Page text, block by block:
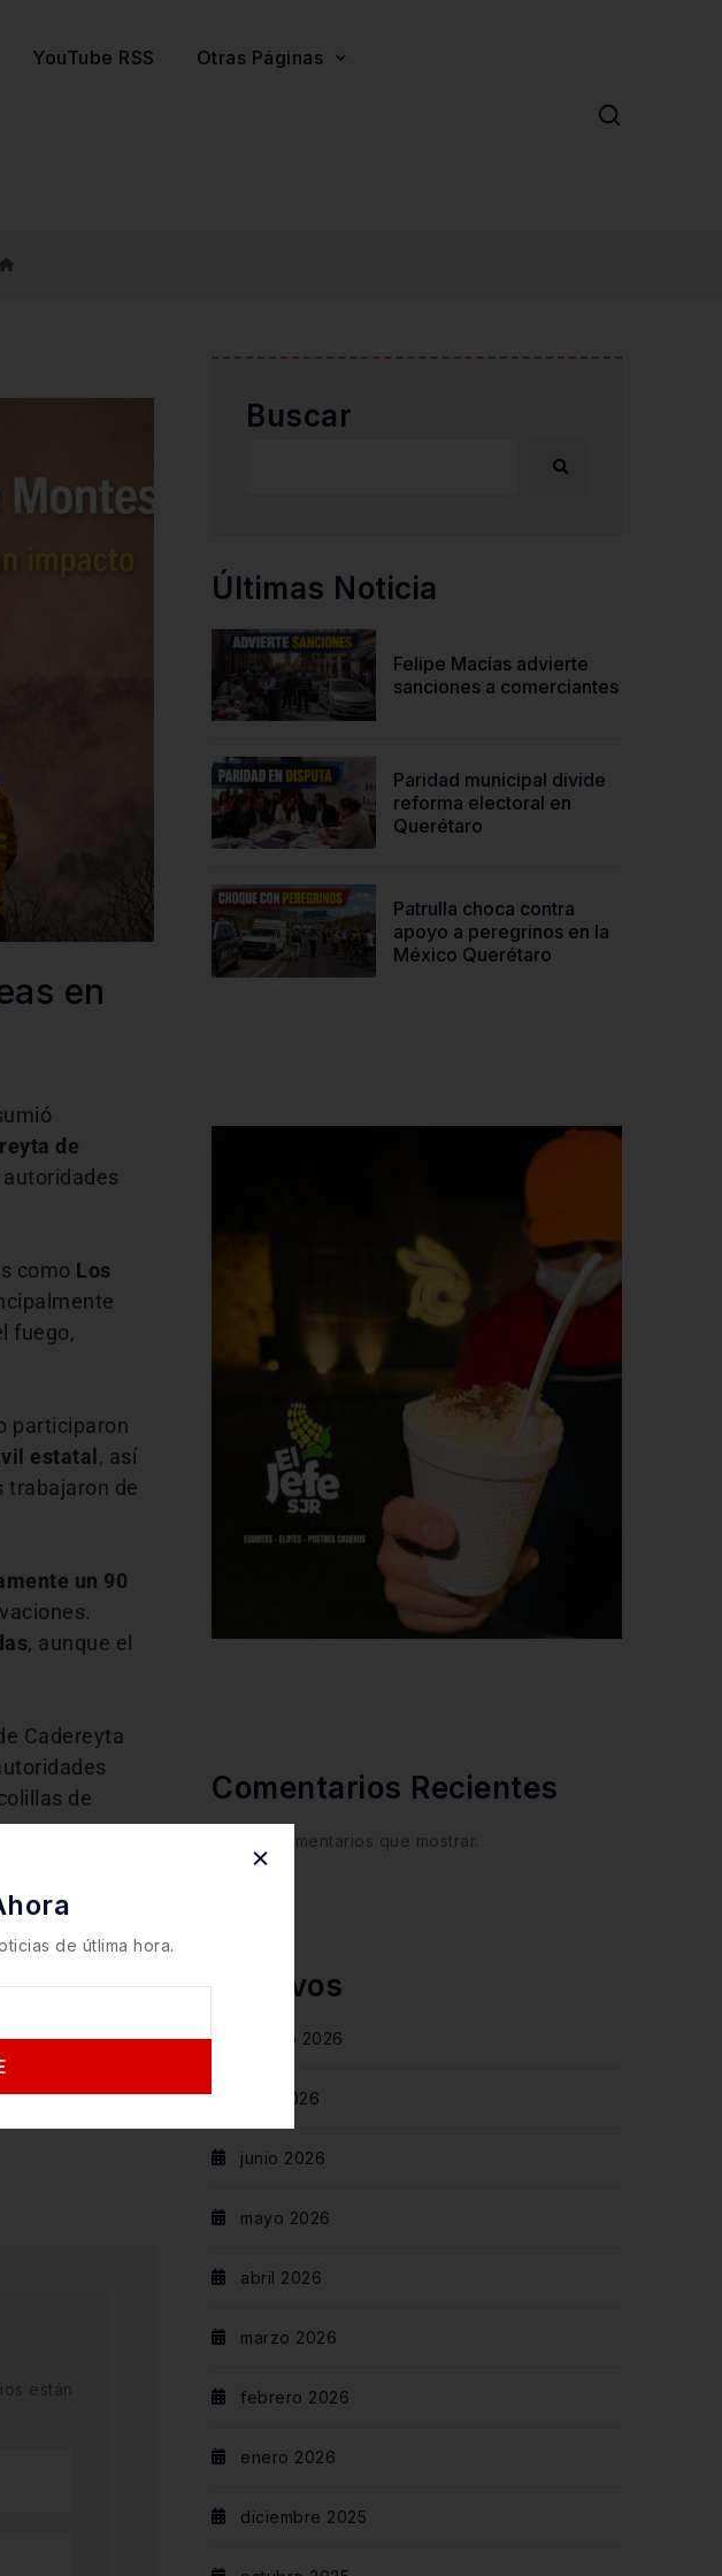
YouTube RSS Otras Páginas
en
de
como Los
fuego,
participaron
estatal , así
trabajaron de
un 90
, aunque el
Cadereyta
de
los
en
reportan
están
Buscar
Últimas Noticia
Felipe Macías advierte
sanciones a comerciantes
Paridad municipal divide
reforma electoral en
Querétaro
Patrulla choca contra
apoyo a peregrinos en la
México Querétaro
Comentarios Recientes
No hay comentarios que mostrar.
Archivos
agosto 2026
julio 2026
junio 2026
mayo 2026
abril 2026
marzo 2026
febrero 2026
enero 2026
diciembre 2025
de útlima hora.